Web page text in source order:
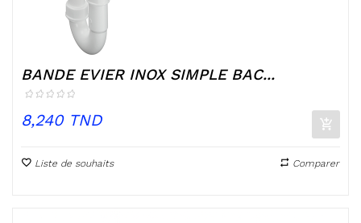
BANDE EVIER INOX SIMPLE BAC...
Prix
8,240 TND
Liste de souhaits Comparer